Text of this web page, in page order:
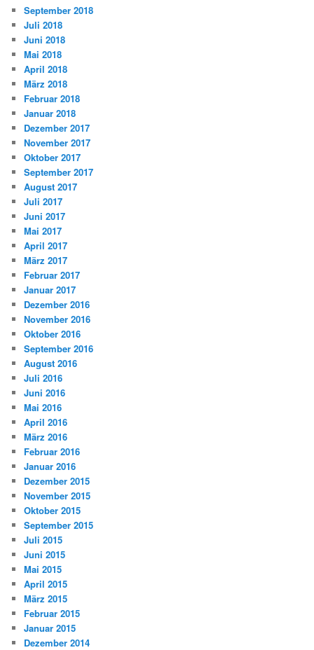
September 2018
Juli 2018
Juni 2018
Mai 2018
April 2018
März 2018
Februar 2018
Januar 2018
Dezember 2017
November 2017
Oktober 2017
September 2017
August 2017
Juli 2017
Juni 2017
Mai 2017
April 2017
März 2017
Februar 2017
Januar 2017
Dezember 2016
November 2016
Oktober 2016
September 2016
August 2016
Juli 2016
Juni 2016
Mai 2016
April 2016
März 2016
Februar 2016
Januar 2016
Dezember 2015
November 2015
Oktober 2015
September 2015
Juli 2015
Juni 2015
Mai 2015
April 2015
März 2015
Februar 2015
Januar 2015
Dezember 2014